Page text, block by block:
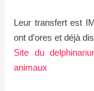
Leur transfert est
ont d’ores et déjà
Site du
animaux